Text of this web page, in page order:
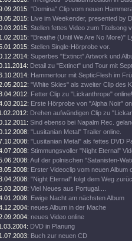
"Domina" Clip vom neuen
Live im Weekender, presented by
Stellen fettes Video zum Titelsong
"Breathe (Until We Are No More)"
Stellen Single-Hörprobe vor.
Superbes "Extinct" Artwork und
Detail zu "Extinct" und Tour mit
Hammertour mit SepticFlesh im
"White Skies" als zweiter Clip des
Fetter Clip zu "Lickanthrope" online!
Erste Hörprobe von "Alpha Noir"
Drehen aufwändigen Clip zu
Sind ebenso bei Napalm Rec.
"Lusitanian Metal" Trailer online.
"Lusitanian Metal" als fettes DVD
Stimmungsvoller "Night Eternal"
Auf der polnischen "Satanisten-
Erster Videoclip vom neuen Album
"Night Eternal" folgt dem Weg
Viel Neues aus Portugal....
Ewige Nacht am nächsten Album
neues Album in der Mache
neues Video online
DVD in Planung
Buch zur neuen CD